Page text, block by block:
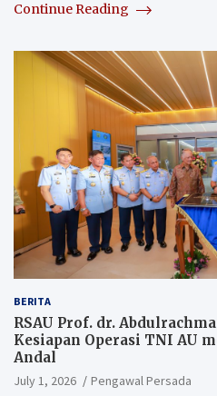
Continue Reading
BERITA
RSAU Prof. dr.
Kesiapan Operasi TNI AU
Andal
July 1, 2026 Pengawal Persada